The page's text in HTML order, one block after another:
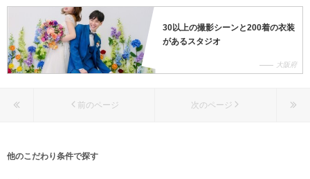
30以上の撮影シーンと200着の衣装
があるスタジオ
大阪府
前のページ 次のページ
他のこだわり条件で探す